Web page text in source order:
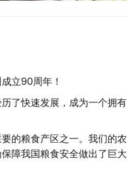
立90周年！
了快速发展，成为一个拥有
的粮食产区之一。我们的农
障我国粮食安全做出了巨大